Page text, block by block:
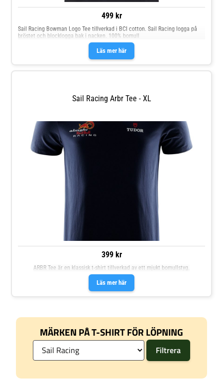
499 kr
Läs mer här
Sail Racing Bowman Logo Tee tillverkad i BCI cotton. Sail Racing logga på
bröstet och blocklogga bak i nacken. 100% bomull
Sail Racing Arbr Tee - XL
399 kr
Läs mer här
ARBR Tee är en klassisk t-shirt tillverkad av ett mjukt bomullstyg.
MÄRKEN PÅ T-SHIRT FÖR LÖPNING